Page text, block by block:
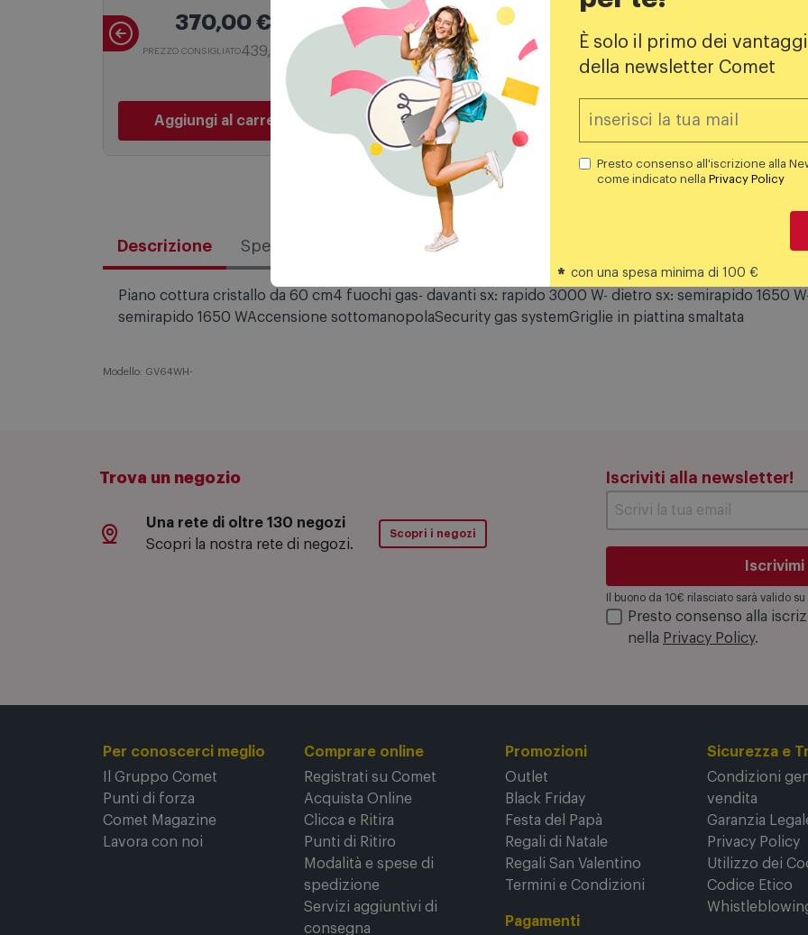
370,00€
Bianco
479,00 €
Aggiungi al carrello
Gt755wh- bianco
359,00€
Descrizione Specifiche tecniche
Piano cottura cristallo da 60 cm4 fuochi gas- davanti sx: rapido 3000 W- dietro sx: semirapido 1650
Una rete di oltre 130 negozi
Iscriviti alla newsletter!
Iscrivimi
Il buono da 10€ rilasciato sarà valido
Presto consenso alla
Per conoscerci meglio
Il Gruppo Comet
Punti di forza
Comet Magazine
Comprare online
Registrati su Comet
Acquista Online
Clicca e Ritira
Punti di Ritiro
Modalità e spese di
spedizione
Promozioni
Outlet
Black Friday
Festa del Papà
Regali di Natale
Regali San Valentino
Termini e Condizioni
Sicurezza e
Condizioni
vendita
Garanzia Legale
Privacy Policy
Utilizzo dei
Codice Etico
È solo il primo dei
della newsletter Comet
Presto consenso all'iscrizione alla
come indicato nella Privacy Policy
* con una spesa minima di 100 €